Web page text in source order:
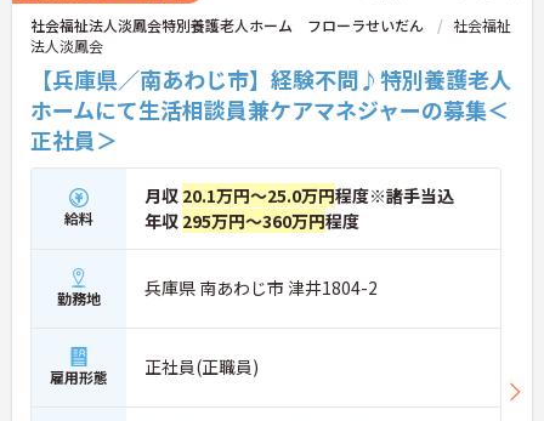
社会福祉法人淡鳳会特別養護老人ホーム フローラせいだん
社会福祉
法人淡鳳会
【兵庫県／南あわじ市】経験不問♪特別養護老人
ホームにて生活相談員兼ケアマネジャーの募集＜
正社員＞
給料
月収 20.1万円～25.0万円程度※諸手当込
年収 295万円～360万円程度
勤務地 兵庫県 南あわじ市 津井1804-2
雇用形態 正社員(正職員)